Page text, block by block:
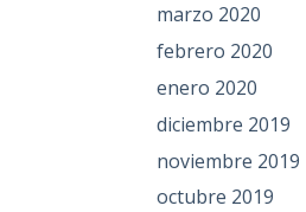
marzo 2020
febrero 2020
enero 2020
diciembre 2019
noviembre 2019
octubre 2019